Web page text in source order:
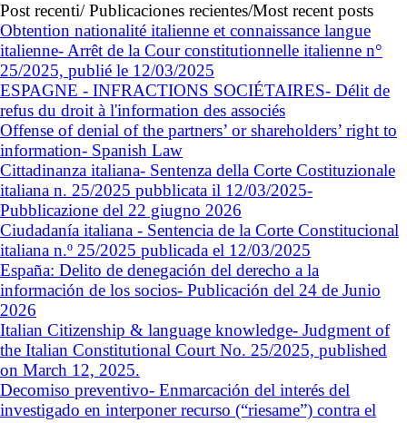
Post recenti/ Publicaciones recientes/Most recent posts
Obtention nationalité italienne et connaissance langue
italienne- Arrêt de la Cour constitutionnelle italienne n°
25/2025, publié le 12/03/2025
ESPAGNE - INFRACTIONS SOCIÉTAIRES- Délit de
refus du droit à l'information des associés
Offense of denial of the partners’ or shareholders’ right to
information- Spanish Law
Cittadinanza italiana- Sentenza della Corte Costituzionale
italiana n. 25/2025 pubblicata il 12/03/2025-
Pubblicazione del 22 giugno 2026
Ciudadanía italiana - Sentencia de la Corte Constitucional
italiana n.º 25/2025 publicada el 12/03/2025
España: Delito de denegación del derecho a la
información de los socios- Publicación del 24 de Junio
2026
Italian Citizenship & language knowledge- Judgment of
the Italian Constitutional Court No. 25/2025, published
on March 12, 2025.
Decomiso preventivo- Enmarcación del interés del
investigado en interponer recurso (“riesame”) contra el